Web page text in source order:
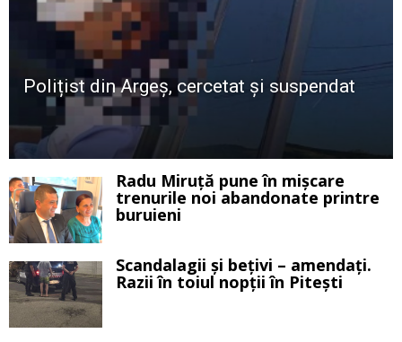
Polițist din Argeș, cercetat și suspendat
Radu Miruță pune în mișcare
trenurile noi abandonate printre
buruieni
Scandalagii și bețivi – amendați.
Razii în toiul nopții în Pitești